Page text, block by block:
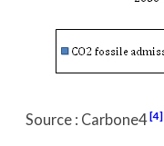
Source : Carbone4 [4]